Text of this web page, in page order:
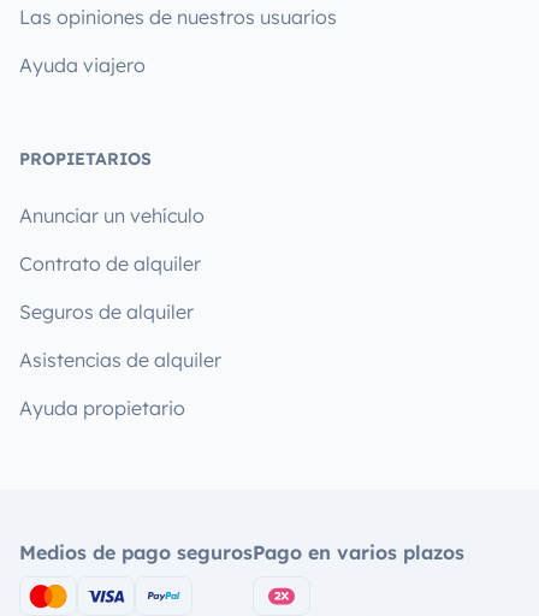
Las opiniones de nuestros usuarios
Ayuda viajero
PROPIETARIOS
Anunciar un vehículo
Contrato de alquiler
Seguros de alquiler
Asistencias de alquiler
Ayuda propietario
Medios de pago segurosPago en varios plazos